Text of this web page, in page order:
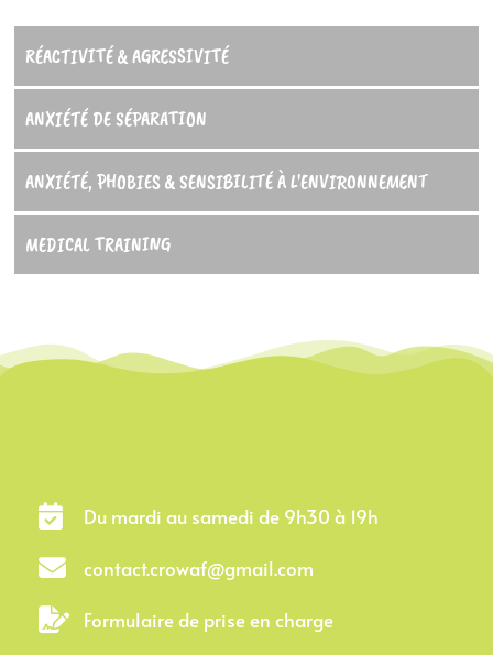
RÉACTIVITÉ & AGRESSIVITÉ
ANXIÉTÉ DE SÉPARATION
ANXIÉTÉ, PHOBIES & SENSIBILITÉ À L'ENVIRONNEMENT
MEDICAL TRAINING
Du mardi au samedi de 9h30 à 19h
contact.crowaf@gmail.com
Formulaire de prise en charge